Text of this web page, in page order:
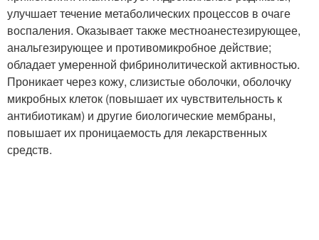
улучшает течение метаболических процессов в очаге
воспаления. Оказывает также местноанестезирующее,
анальгезирующее и противомикробное действие;
обладает умеренной фибринолитической активностью.
Проникает через кожу, слизистые оболочки, оболочку
микробных клеток (повышает их чувствительность к
антибиотикам) и другие биологические мембраны,
повышает их проницаемость для лекарственных
средств.